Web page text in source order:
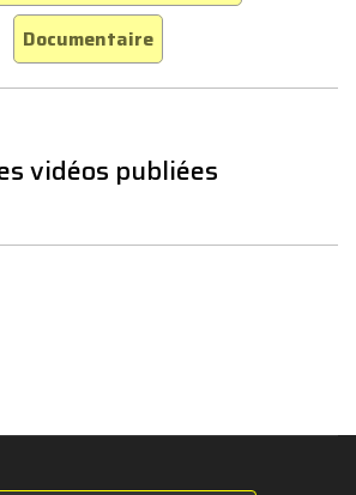
Documentaire
vidéos publiées